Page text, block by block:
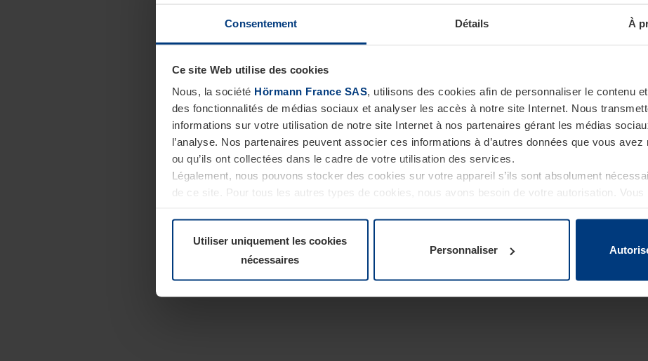
Consentement Détails À
Ce site Web utilise des cookies
Nous, la société Hörmann France SAS, utilisons des cookies afin de personnaliser le contenu
des fonctionnalités de médias sociaux et analyser les accès à notre site Internet. Nous
informations sur votre utilisation de notre site Internet à nos partenaires gérant les médias
l’analyse. Nos partenaires peuvent associer ces informations à d’autres données que vous
ou qu’ils ont collectées dans le cadre de votre utilisation des services.
Légalement, nous pouvons stocker des cookies sur votre appareil s’ils sont absolument
de ce site. Pour tous les autres types de cookies, nous avons besoin de votre autorisation. Vous
Utiliser uniquement les cookies
nécessaires
Personnaliser